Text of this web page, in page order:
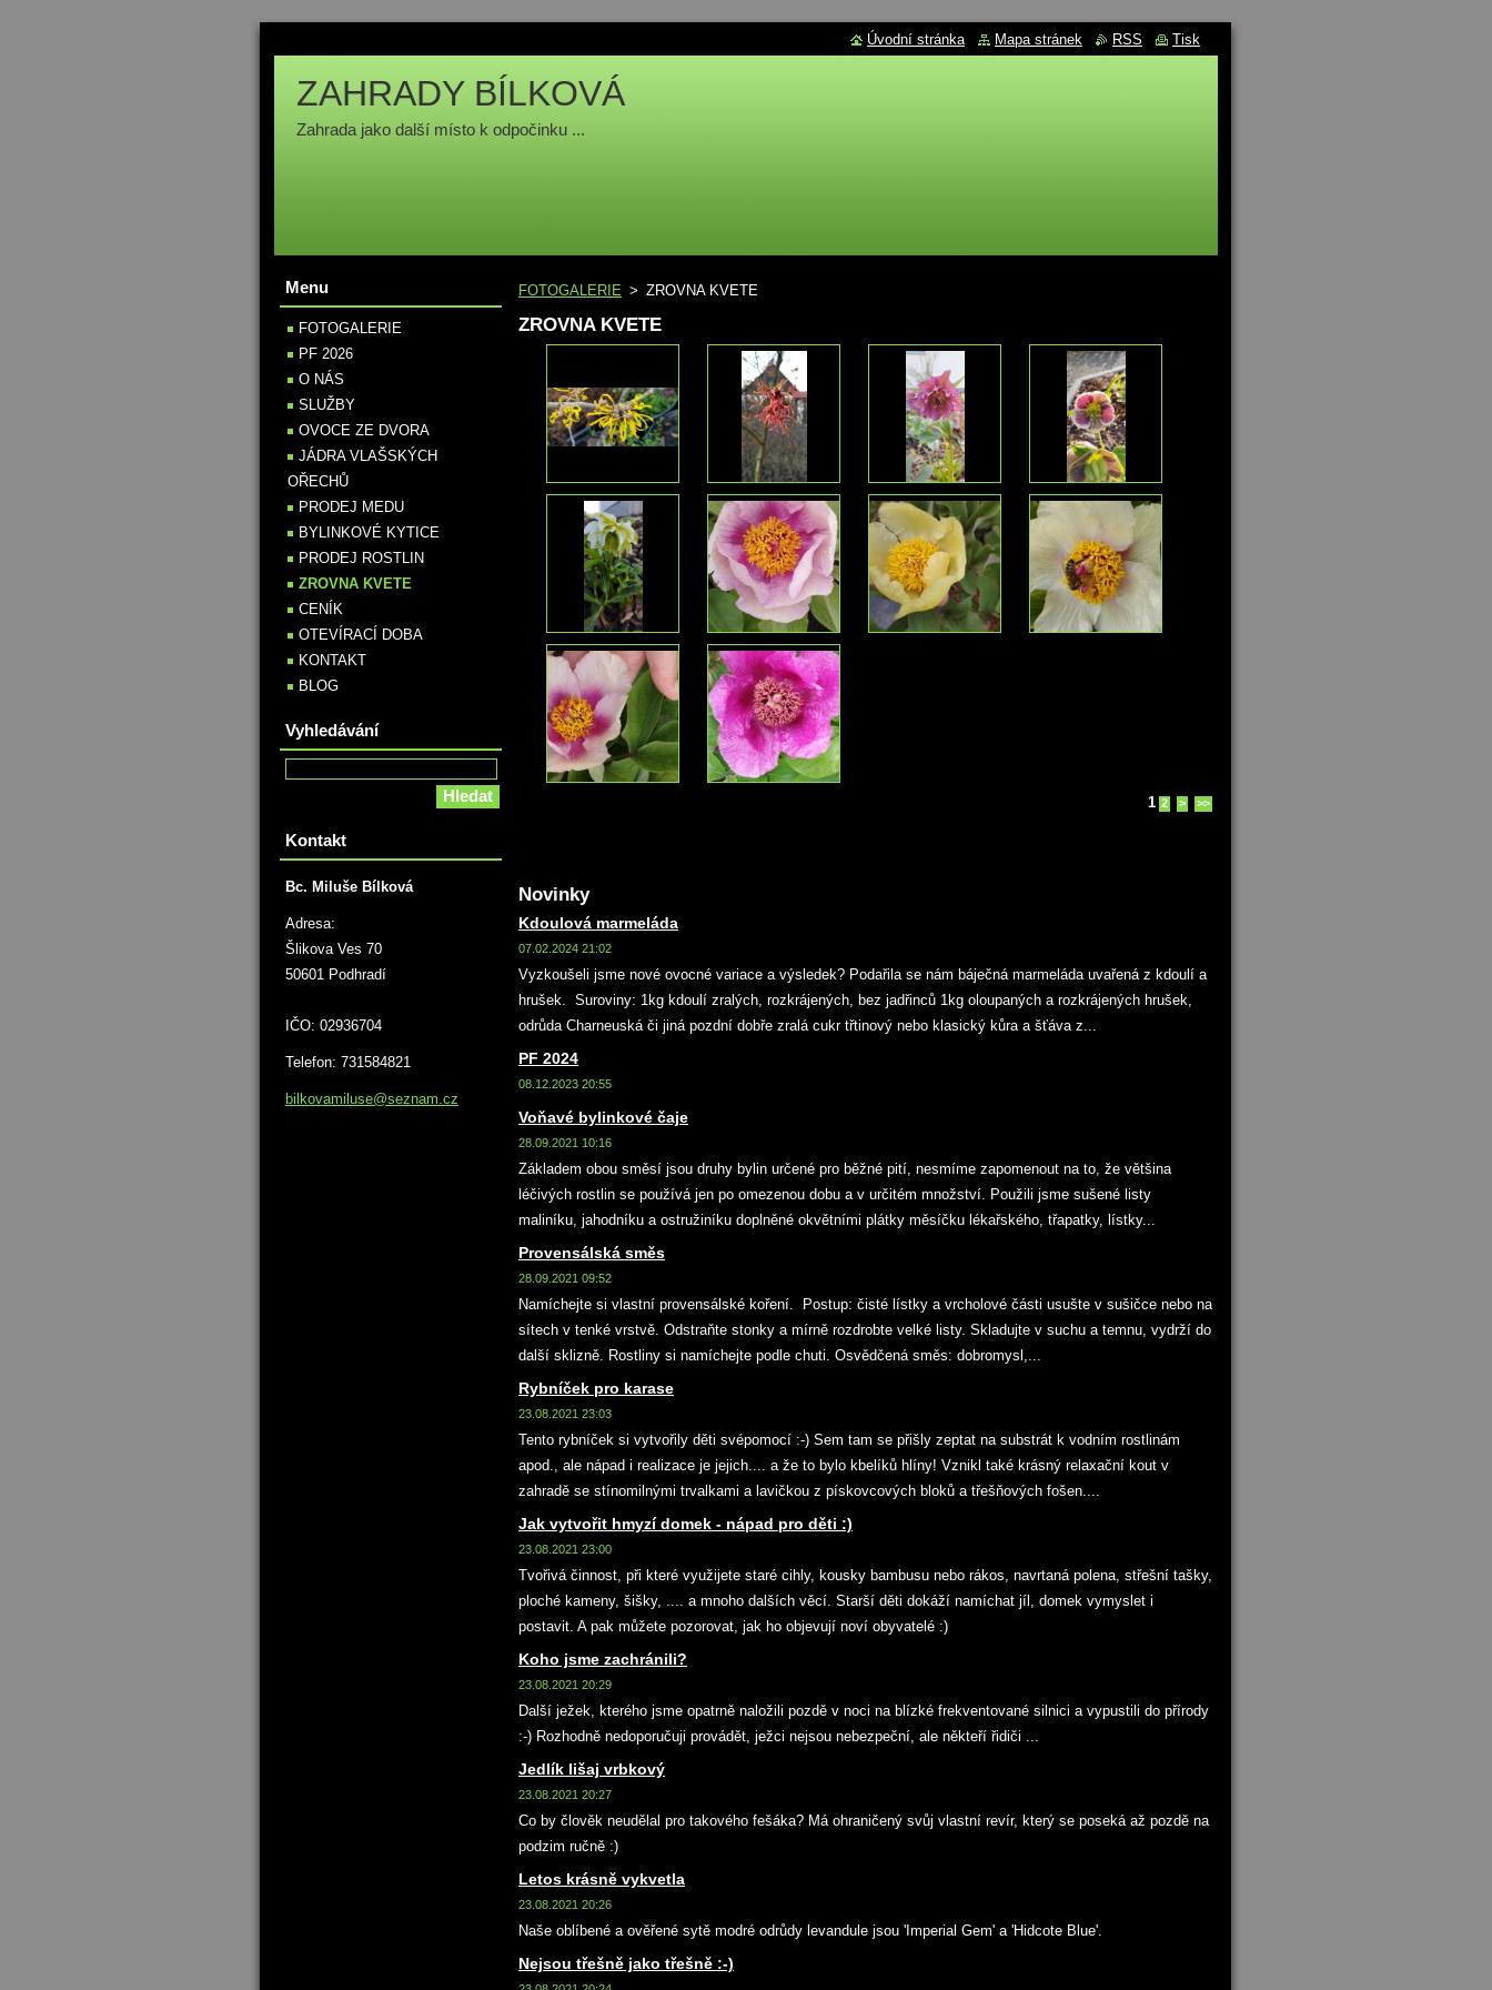
ZAHRADY BÍLKOVÁ
Zahrada jako další místo k odpočinku ...
FOTOGALERIE > ZROVNA KVETE
ZROVNA KVETE
1 2 > >>
Novinky
Kdoulová marmeláda
07.02.2024 21:02
Vyzkoušeli jsme nové ovocné variace a výsledek? Podařila se nám báječná marmeláda uvařená z kdoulí a
hrušek. Suroviny: 1kg kdoulí zralých, rozkrájených, bez jadřinců 1kg oloupaných a rozkrájených hrušek,
odrůda Charneuská či jiná pozdní dobře zralá cukr třtinový nebo klasický kůra a šťáva z...
PF 2024
08.12.2023 20:55
Voňavé bylinkové čaje
28.09.2021 10:16
Základem obou směsí jsou druhy bylin určené pro běžné pití, nesmíme zapomenout na to, že většina
léčivých rostlin se používá jen po omezenou dobu a v určitém množství. Použili jsme sušené listy
maliníku, jahodníku a ostružiníku doplněné okvětními plátky měsíčku lékařského, třapatky, lístky...
Provensálská směs
28.09.2021 09:52
Namíchejte si vlastní provensálské koření. Postup: čisté lístky a vrcholové části usušte v sušičce nebo na
sítech v tenké vrstvě. Odstraňte stonky a mírně rozdrobte velké listy. Skladujte v suchu a temnu, vydrží do
další sklizně. Rostliny si namíchejte podle chuti. Osvědčená směs: dobromysl,...
Rybníček pro karase
23.08.2021 23:03
Tento rybníček si vytvořily děti svépomocí :-) Sem tam se přišly zeptat na substrát k vodním rostlinám
apod., ale nápad i realizace je jejich.... a že to bylo kbelíků hlíny! Vznikl také krásný relaxační kout v
zahradě se stínomilnými trvalkami a lavičkou z pískovcových bloků a třešňových fošen....
Jak vytvořit hmyzí domek - nápad pro děti :)
23.08.2021 23:00
Tvořivá činnost, při které využijete staré cihly, kousky bambusu nebo rákos, navrtaná polena, střešní tašky,
ploché kameny, šišky, .... a mnoho dalších věcí. Starší děti dokáží namíchat jíl, domek vymyslet i
postavit. A pak můžete pozorovat, jak ho objevují noví obyvatelé :)
Koho jsme zachránili?
23.08.2021 20:29
Další ježek, kterého jsme opatrně naložili pozdě v noci na blízké frekventované silnici a vypustili do přírody
:-) Rozhodně nedoporučuji provádět, ježci nejsou nebezpeční, ale někteří řidiči ...
Jedlík lišaj vrbkový
23.08.2021 20:27
Co by člověk neudělal pro takového fešáka? Má ohraničený svůj vlastní revír, který se poseká až pozdě na
podzim ručně :)
Letos krásně vykvetla
23.08.2021 20:26
Naše oblíbené a ověřené sytě modré odrůdy levandule jsou 'Imperial Gem' a 'Hidcote Blue'.
Nejsou třešně jako třešně :-)
Menu
FOTOGALERIE
PF 2026
O NÁS
SLUŽBY
OVOCE ZE DVORA
JÁDRA VLAŠSKÝCH
OŘECHŮ
PRODEJ MEDU
BYLINKOVÉ KYTICE
PRODEJ ROSTLIN
ZROVNA KVETE
CENÍK
OTEVÍRACÍ DOBA
KONTAKT
BLOG
Vyhledávání
Kontakt
Bc. Miluše Bílková
Adresa:
Šlikova Ves 70
50601 Podhradí
IČO: 02936704
Telefon: 731584821
bilkovamiluse@seznam.cz
Úvodní stránka Mapa stránek RSS Tisk